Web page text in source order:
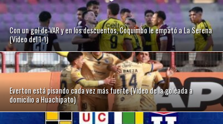
Con un gol de VAR y en los descuentos, Coquimbo le empató a La Serena
(Video del 1-1)
Everton está pisando cada vez más fuerte (Video de la goleada a
domicilio a Huachipato)